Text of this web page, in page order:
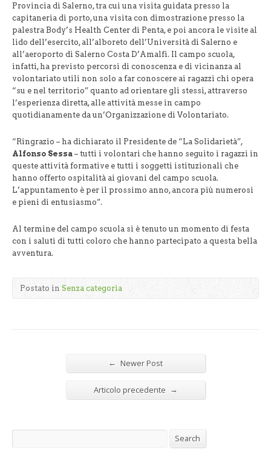
Provincia di Salerno, tra cui una visita guidata presso la
capitaneria di porto, una visita con dimostrazione presso la
palestra Body’s Health Center di Penta, e poi ancora le visite al
lido dell’esercito, all’alboreto dell’Università di Salerno e
all’aeroporto di Salerno Costa D’Amalfi. Il campo scuola,
infatti, ha previsto percorsi di conoscenza e di vicinanza al
volontariato utili non solo a far conoscere ai ragazzi chi opera
“su e nel territorio” quanto ad orientare gli stessi, attraverso
l’esperienza diretta, alle attività messe in campo
quotidianamente da un’Organizzazione di Volontariato.
“Ringrazio – ha dichiarato il Presidente de “La Solidarietà”,
Alfonso Sessa – tutti i volontari che hanno seguito i ragazzi in
queste attività formative e tutti i soggetti istituzionali che
hanno offerto ospitalità ai giovani del campo scuola.
L’appuntamento è per il prossimo anno, ancora più numerosi
e pieni di entusiasmo”.
Al termine del campo scuola si è tenuto un momento di festa
con i saluti di tutti coloro che hanno partecipato a questa bella
avventura.
Postato in Senza categoria
← Newer Post
Articolo precedente →
Search